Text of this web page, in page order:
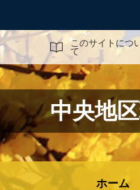
このサイトにつ
て
サイト内検索
中央地
ホーム